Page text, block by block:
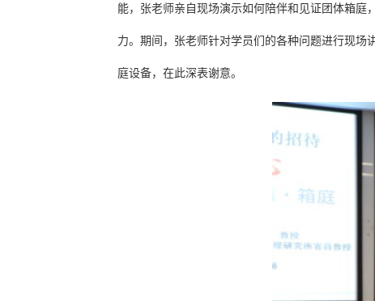
能，张老师亲自现场演示如何陪伴和见证团体箱
力。期间，张老师针对学员们的各种问题进行现场
庭设备，在此深表谢意。